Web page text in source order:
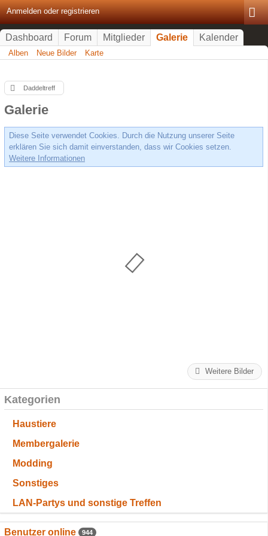
Anmelden oder registrieren
Dashboard Forum Mitglieder Galerie Kalender
Alben Neue Bilder Karte
Daddeltreff
Galerie
Diese Seite verwendet Cookies. Durch die Nutzung unserer Seite
erklären Sie sich damit einverstanden, dass wir Cookies setzen.
Weitere Informationen
Weitere Bilder
Kategorien
Haustiere
Membergalerie
Modding
Sonstiges
LAN-Partys und sonstige Treffen
Benutzer online 944